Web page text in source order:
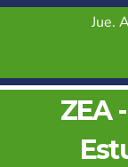
Saltar
Jue.
ZEA